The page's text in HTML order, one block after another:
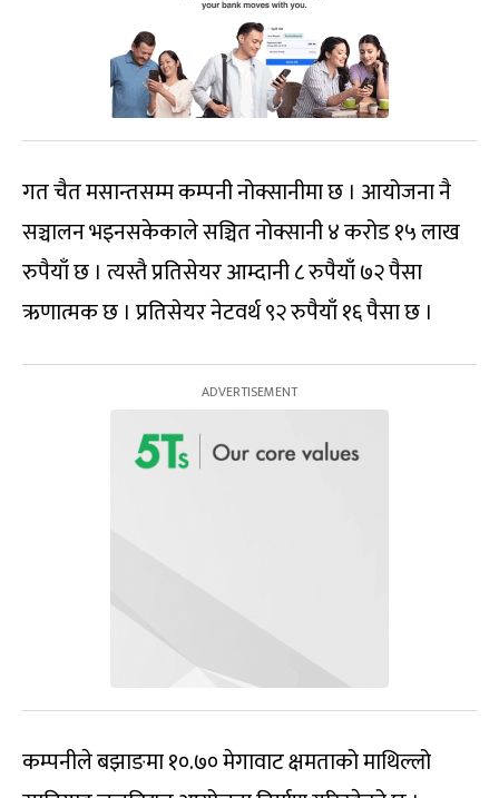
गत चैत मसान्तसम्म कम्पनी नोक्सानीमा छ । आयोजना नै
सञ्चालन भइनसकेकाले सञ्चित नोक्सानी ४ करोड १५ लाख
रुपैयाँ छ । त्यस्तै प्रतिसेयर आम्दानी ८ रुपैयाँ ७२ पैसा
ऋणात्मक छ । प्रतिसेयर नेटवर्थ ९२ रुपैयाँ १६ पैसा छ ।
कम्पनीले बझाङमा १०.७० मेगावाट क्षमताको माथिल्लो